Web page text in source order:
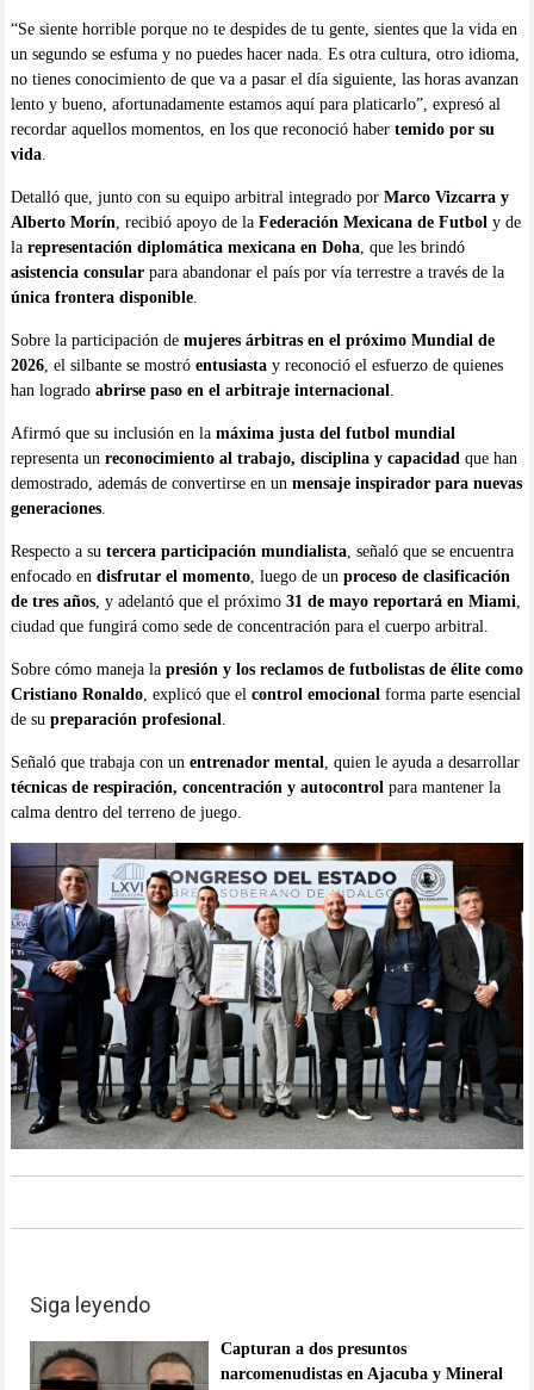
“Se siente horrible porque no te despides de tu gente, sientes que la vida en
un segundo se esfuma y no puedes hacer nada. Es otra cultura, otro idioma,
no tienes conocimiento de que va a pasar el día siguiente, las horas avanzan
lento y bueno, afortunadamente estamos aquí para platicarlo”, expresó al
recordar aquellos momentos, en los que reconoció haber temido por su
vida.
Detalló que, junto con su equipo arbitral integrado por Marco Vizcarra y
Alberto Morín, recibió apoyo de la Federación Mexicana de Futboly de
la representación diplomática mexicana en Doha, que les brindó
asistencia consularpara abandonar el país por vía terrestre a través de la
única frontera disponible.
Sobre la participación de mujeres árbitras en el próximo Mundial de
2026, el silbante se mostró entusiastay reconoció el esfuerzo de quienes
han logrado abrirse paso en el arbitraje internacional.
Afirmó que su inclusión en la máxima justa del futbol mundial
representa un reconocimiento al trabajo, disciplina y capacidadque han
demostrado, además de convertirse en un mensaje inspirador para nuevas
generaciones.
Respecto a su tercera participación mundialista, señaló que se encuentra
enfocado en disfrutar el momento, luego de un proceso de clasificación
de tres años, y adelantó que el próximo 31 de mayo reportará en Miami,
ciudad que fungirá como sede de concentración para el cuerpo arbitral.
Sobre cómo maneja la presión y los reclamos de futbolistas de élite como
Cristiano Ronaldo, explicó que el control emocionalforma parte esencial
de su preparación profesional.
Señaló que trabaja con un entrenador mental, quien le ayuda a desarrollar
técnicas de respiración, concentración y autocontrolpara mantener la
calma dentro del terreno de juego.
Siga leyendo
Capturan a dos presuntos
narcomenudistas en Ajacuba y Mineral